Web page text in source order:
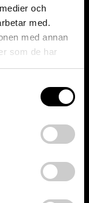
och
med.
med annan
som de har